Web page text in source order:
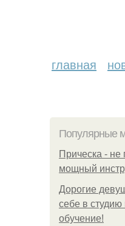
главная
Популярные
Прическа - не
мощный
Дорогие
себе в
обучение!